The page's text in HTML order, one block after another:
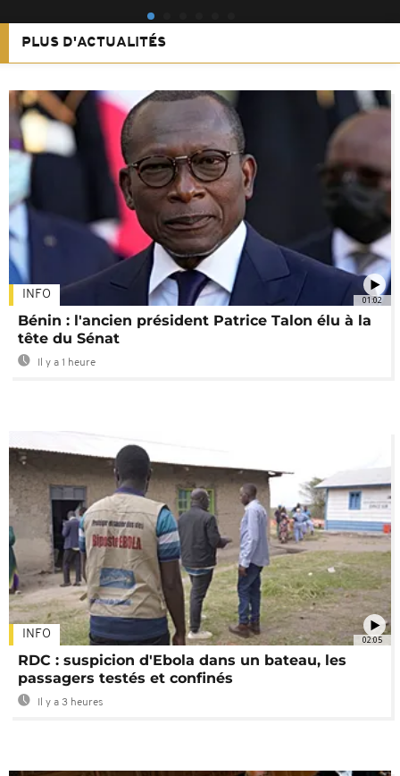
PLUS D'ACTUALITÉS
01:02
INFO
Bénin : l'ancien président Patrice Talon élu à la
tête du Sénat
Il y a 1 heure
02:05
INFO
RDC : suspicion d'Ebola dans un bateau, les
passagers testés et confinés
Il y a 3 heures